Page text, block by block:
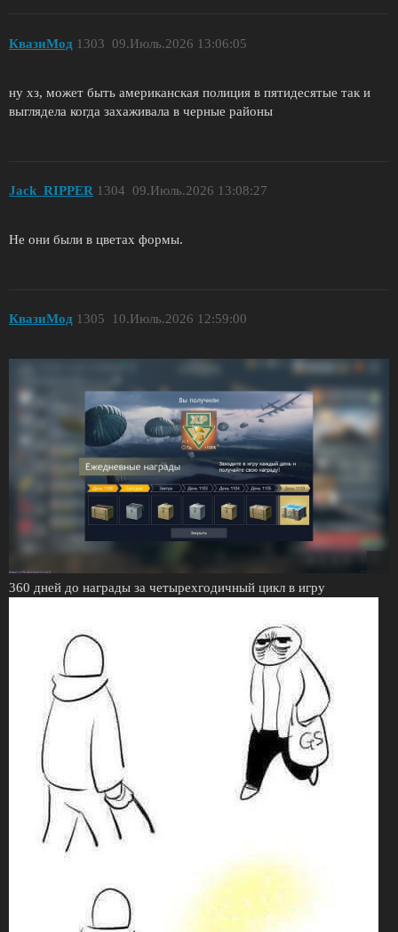
КвазиМод 09.Июль.2026 13:06:05
1303
ну хз, может быть американская полиция в пятидесятые так и
выглядела когда захаживала в черные районы
Jack_RIPPER 09.Июль.2026 13:08:27
1304
Не они были в цветах формы.
КвазиМод 10.Июль.2026 12:59:00
1305
360 дней до награды за четырехгодичный цикл в игру